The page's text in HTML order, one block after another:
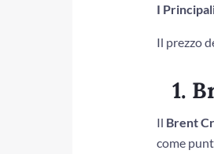
I
Il prezzo
1.
Il Brent
come